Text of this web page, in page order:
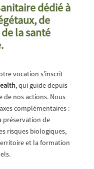
dédié à
de
la santé
vocation s’inscrit
, qui guide depuis
de nos actions. Nous
complémentaires :
préservation de
risques biologiques,
et la formation